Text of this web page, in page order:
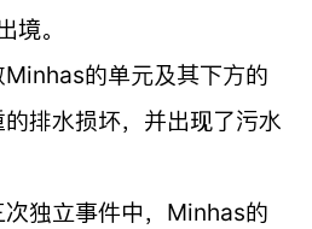
境。
的单元及其下方的
排水损坏，并出现了污水
独立事件中，Minhas的